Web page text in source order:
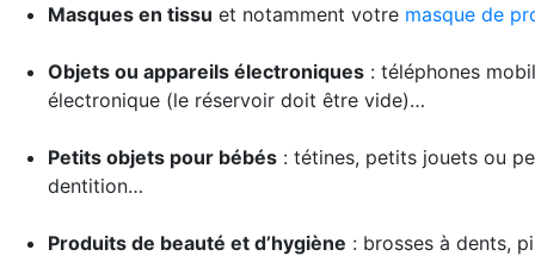
Masques en tissu et notamment votre masque de
Objets ou appareils électroniques : téléphones
électronique (le réservoir doit être vide)…
Petits objets pour bébés : tétines, petits jouets ou
dentition…
Produits de beauté et d’hygiène : brosses à dents,